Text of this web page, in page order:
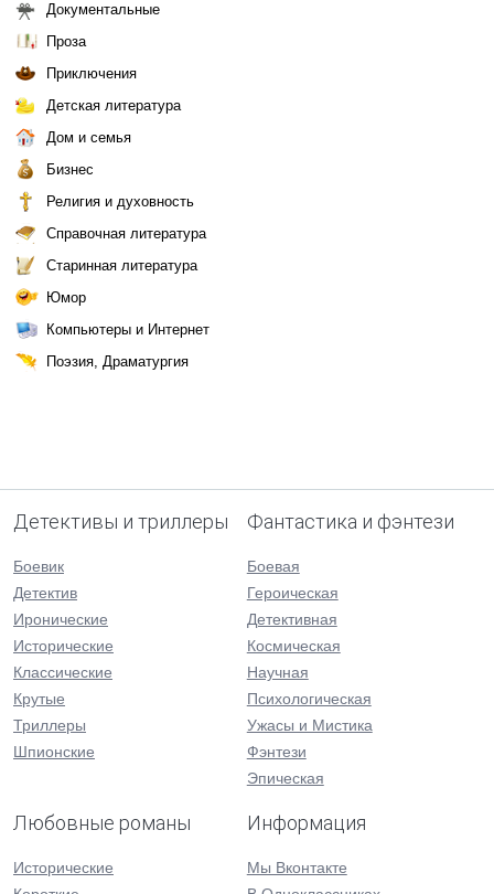
Документальные
Проза
Приключения
Детская литература
Дом и семья
Бизнес
Религия и духовность
Справочная литература
Старинная литература
Юмор
Компьютеры и Интернет
Поэзия, Драматургия
Детективы и триллеры
Боевик
Детектив
Иронические
Исторические
Классические
Крутые
Триллеры
Шпионские
Фантастика и фэнтези
Боевая
Героическая
Детективная
Космическая
Научная
Психологическая
Ужасы и Мистика
Фэнтези
Эпическая
Любовные романы
Исторические
Информация
Мы Вконтакте